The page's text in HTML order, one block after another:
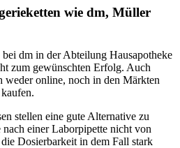
wie dm, Müller
dm in der Abteilung Hausapotheke
zum gewünschten Erfolg. Auch
weder online, noch in den Märkten
stellen eine gute Alternative zu
einer Laborpipette nicht von
Dosierbarkeit in dem Fall stark